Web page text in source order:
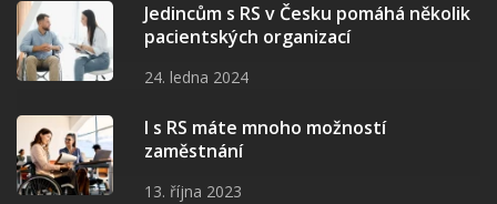
Jedincům s RS v Česku pomáhá několik
pacientských organizací
24. ledna 2024
I s RS máte mnoho možností
zaměstnání
13. října 2023